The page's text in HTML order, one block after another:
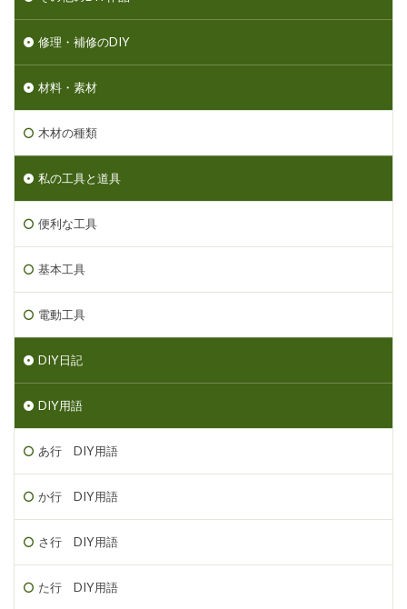
修理・補修のDIY
材料・素材
木材の種類
私の工具と道具
便利な工具
基本工具
電動工具
DIY日記
DIY用語
あ行 DIY用語
か行 DIY用語
さ行 DIY用語
た行 DIY用語